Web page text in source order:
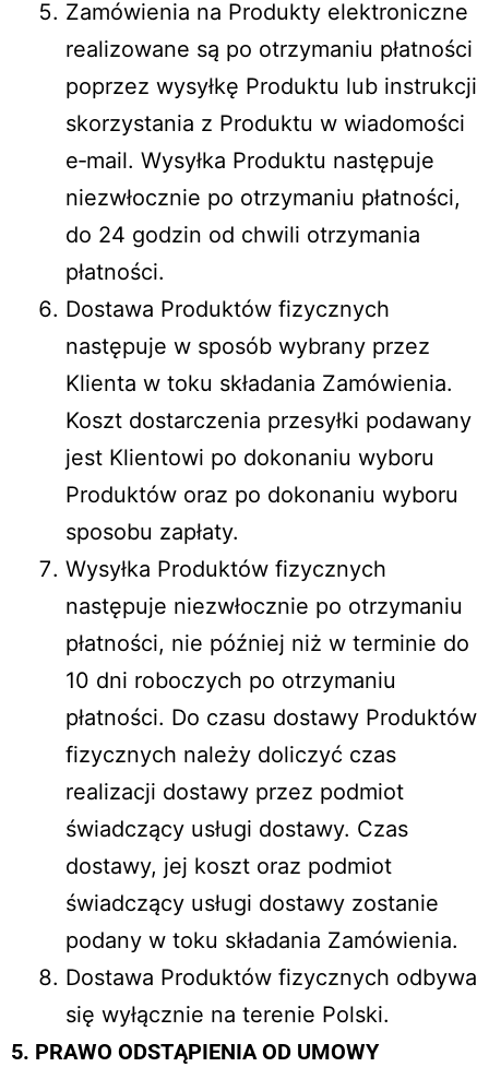
Zamówienia na Produkty elektroniczne
realizowane są po otrzymaniu płatności
poprzez wysyłkę Produktu lub instrukcji
skorzystania z Produktu w wiadomości
e‑mail. Wysyłka Produktu następuje
niezwłocznie po otrzymaniu płatności,
do 24 godzin od chwili otrzymania
płatności.
Dostawa Produktów fizycznych
następuje w sposób wybrany przez
Klienta w toku składania Zamówienia.
Koszt dostarczenia przesyłki podawany
jest Klientowi po dokonaniu wyboru
Produktów oraz po dokonaniu wyboru
sposobu zapłaty.
Wysyłka Produktów fizycznych
następuje niezwłocznie po otrzymaniu
płatności, nie później niż w terminie do
10 dni roboczych po otrzymaniu
płatności. Do czasu dostawy Produktów
fizycznych należy doliczyć czas
realizacji dostawy przez podmiot
świadczący usługi dostawy. Czas
dostawy, jej koszt oraz podmiot
świadczący usługi dostawy zostanie
podany w toku składania Zamówienia.
Dostawa Produktów fizycznych odbywa
się wyłącznie na terenie Polski.
5. PRAWO ODSTĄPIENIA OD UMOWY